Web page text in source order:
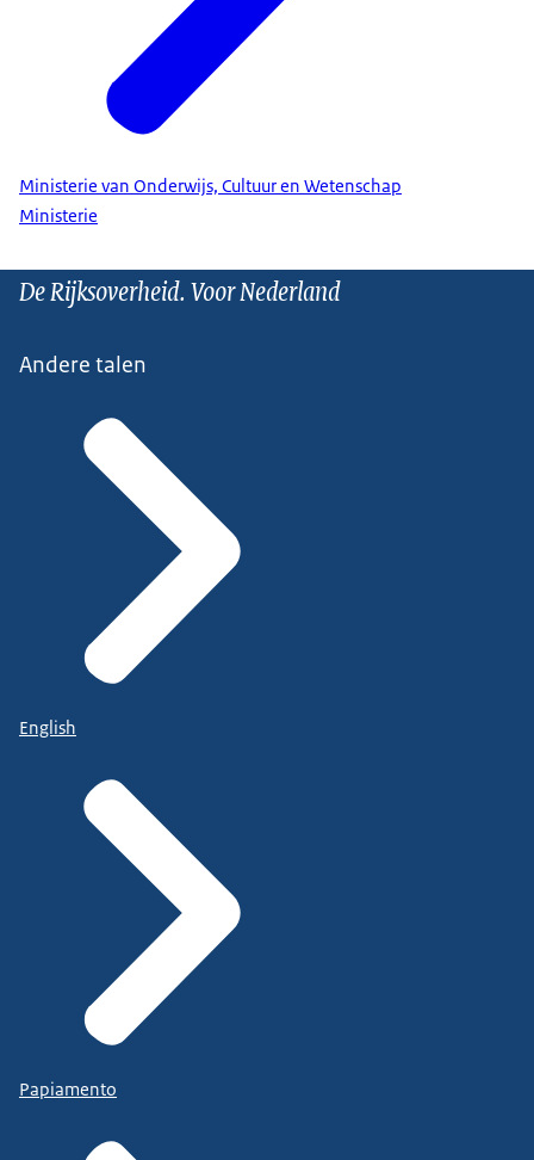
Ministerie van Onderwijs, Cultuur en Wetenschap
Ministerie
De Rijksoverheid. Voor Nederland
Andere talen
English
Papiamento